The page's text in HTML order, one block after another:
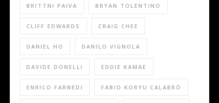
BRITTNI PAIVA BRYAN TOLENTINO
CLIFF EDWARDS CRAIG CHEE
DANIEL HO DANILO VIGNOLA
DAVIDE DONELLI EDDIE KAMAE
ENRICO FARNEDI FABIO KORYU CALABRÒ